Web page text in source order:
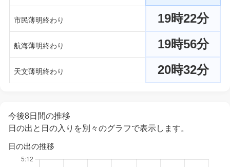
市民薄明終わり 19時22分
航海薄明終わり 19時56分
天文薄明終わり 20時32分
今後8日間の推移
日の出と日の入りを別々のグラフで表示します。
日の出の推移